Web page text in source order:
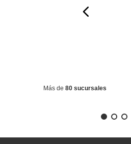
Más de 80 sucursales